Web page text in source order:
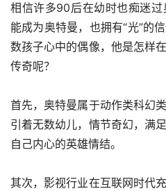
相信许多90后在幼时也痴迷
能成为奥特曼，也拥有“光”的
数孩子心中的偶像，他是怎样
传奇呢？
首先，奥特曼属于动作类科幻
引着无数幼儿，情节奇幻，满
自己内心的英雄情结。
其次，影视行业在互联网时代